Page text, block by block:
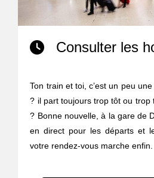
Consulter les
Ton train et toi, c’est un peu
? il part toujours trop tôt ou trop
? Bonne nouvelle, à la gare de
en direct pour les départs et
votre rendez-vous marche enfin.